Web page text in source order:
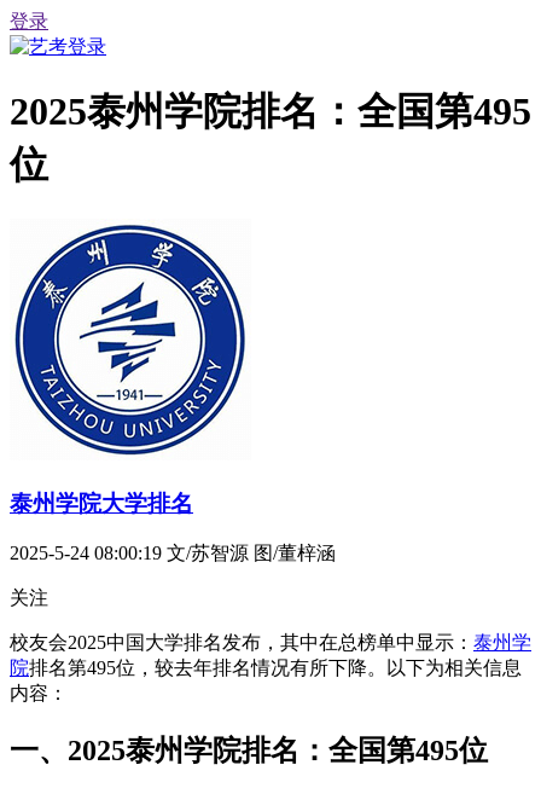
登录
2025泰州学院排名：全国第495
位
泰州学院大学排名
2025-5-24 08:00:19 文/苏智源 图/董梓涵
关注
校友会2025中国大学排名发布，其中在总榜单中显示： 泰州学
院排名第495位，较去年排名情况有所下降。以下为相关信息
内容：
一、2025泰州学院排名：全国第495位